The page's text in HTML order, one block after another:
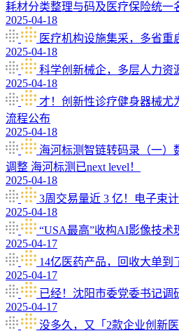
耗材分类整理与码及医疗保险统一
2025-04-18
医疗机构设施集采，多省重
2025-04-18
科学创新械企，多层人力资
2025-04-18
才！创新性诊疗健身器械尤
流程公布
2025-04-18
海河标测智链转码录（一）
调整 海河标测已next level！
2025-04-18
3周交易量近 3 亿！电子束
2025-04-18
“USA最高”收构AI影像技术
2025-04-17
14亿医药产品，回收大单到
2025-04-17
已经！沈阳市委党委书记调
2025-04-17
没多久，又「2款企业创新